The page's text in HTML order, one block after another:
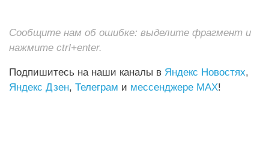
Сообщите нам об ошибке: выделите фрагмент и
нажмите ctrl+enter.
Подпишитесь на наши каналы в Яндекс Новостях,
Яндекс Дзен, Телеграм и мессенджере MAX!